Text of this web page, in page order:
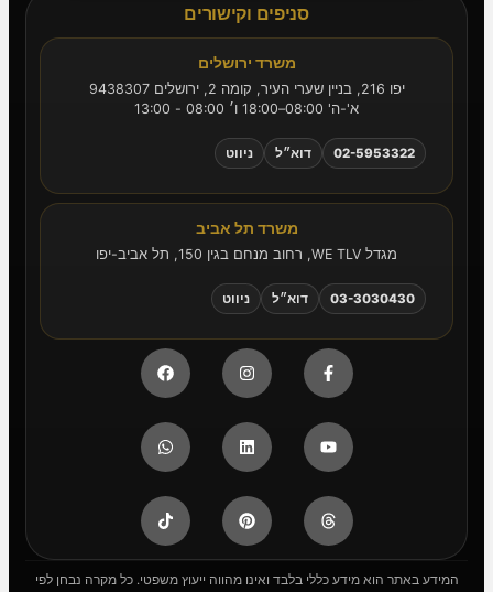
סניפים וקישורים
משרד ירושלים
יפו 216, בניין שערי העיר, קומה 2, ירושלים 9438307
א'-ה' 08:00–18:00 ו׳ 08:00 - 13:00
02-5953322 דוא״ל ניווט
משרד תל אביב
מגדל WE TLV, רחוב מנחם בגין 150, תל אביב-יפו
03-3030430 דוא״ל ניווט
המידע באתר הוא מידע כללי בלבד ואינו מהווה ייעוץ משפטי. כל מקרה נבחן לפי